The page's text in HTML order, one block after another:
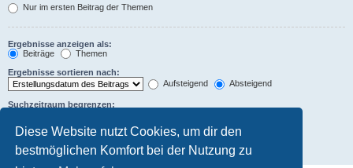
Diese Website nutzt Cookies, um dir den
bestmöglichen Komfort bei der Nutzung zu
Nur im ersten Beitrag der Themen
Ergebnisse anzeigen als:
Beiträge
Themen
Ergebnisse sortieren nach:
Aufsteigend
Absteigend
Suchzeitraum begrenzen:
Die ersten:
Zeichen der Beiträge anzeigen